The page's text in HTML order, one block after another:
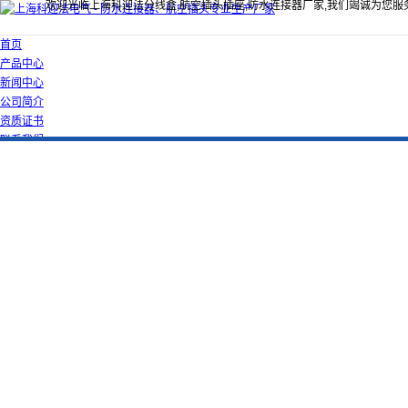
欢迎光临上海科迎法分线盒,航空插头插座,防水连接器厂家,我们竭诚为您服
首页
产品中心
新闻中心
公司简介
资质证书
联系我们